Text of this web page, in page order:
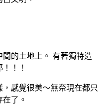
的土地上。 有著獨特造
！！
感覺很美～無奈現在都只
了。